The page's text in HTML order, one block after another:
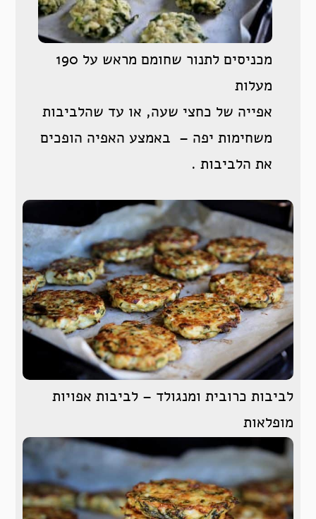
מכניסים לתנור שחומם מראש על 190
מעלות
אפייה של כחצי שעה, או עד שהלביבות
משחימות יפה – באמצע האפיה הופכים
את הלביבות .
לביבות כרובית ומנגולד – לביבות אפויות
מופלאות